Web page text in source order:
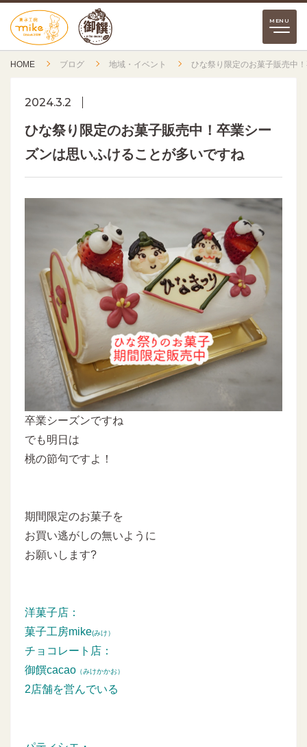
HOME ブログ 地域・イベント ひな祭り限定のお菓子販売中
2024.3.2
ひな祭り限定のお菓子販売中！卒業シー
ズンは思いふけることが多いですね
卒業シーズンですね
でも明日は
桃の節句ですよ！
期間限定のお菓子を
お買い逃がしの無いように
お願いします?
洋菓子店：
菓子工房mike(みけ）
チョコレート店：
御饌cacao （みけかかお）
2店舗を営んでいる